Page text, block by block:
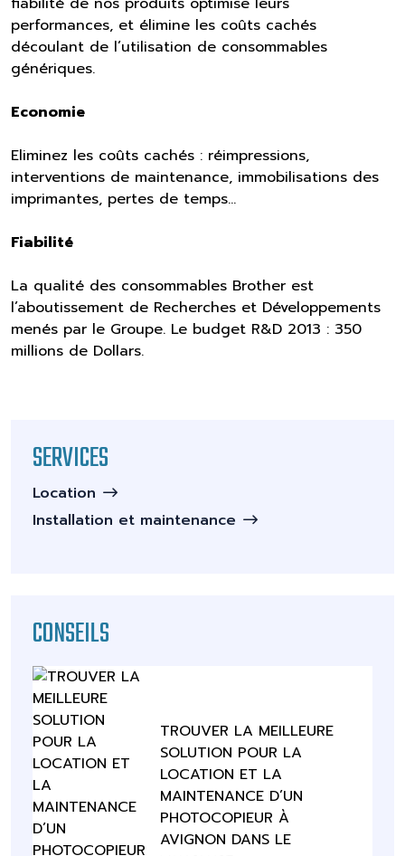
performances, et élimine les coûts cachés
découlant de l’utilisation de consommables
génériques.
Economie
Eliminez les coûts cachés : réimpressions,
interventions de maintenance, immobilisations des
imprimantes, pertes de temps…
Fiabilité
La qualité des consommables Brother est
l’aboutissement de Recherches et Développements
menés par le Groupe. Le budget R&D 2013 : 350
millions de Dollars.
SERVICES
Location
Installation et maintenance
CONSEILS
TROUVER LA MEILLEURE
SOLUTION POUR LA
LOCATION ET LA
MAINTENANCE D’UN
PHOTOCOPIEUR À
AVIGNON DANS LE